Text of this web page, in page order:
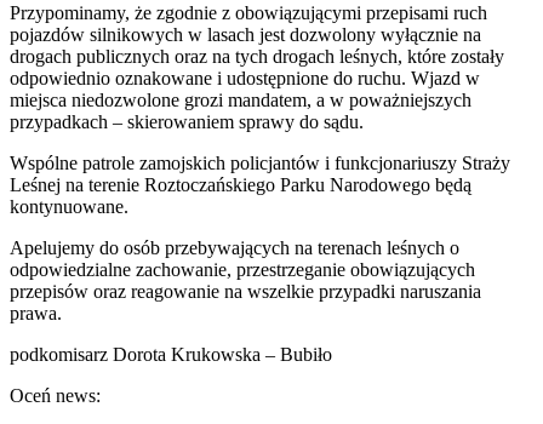
Przypominamy, że zgodnie z obowiązującymi przepisami ruch
pojazdów silnikowych w lasach jest dozwolony wyłącznie na
drogach publicznych oraz na tych drogach leśnych, które zostały
odpowiednio oznakowane i udostępnione do ruchu. Wjazd w
miejsca niedozwolone grozi mandatem, a w poważniejszych
przypadkach – skierowaniem sprawy do sądu.
Wspólne patrole zamojskich policjantów i funkcjonariuszy Straży
Leśnej na terenie Roztoczańskiego Parku Narodowego będą
kontynuowane.
Apelujemy do osób przebywających na terenach leśnych o
odpowiedzialne zachowanie, przestrzeganie obowiązujących
przepisów oraz reagowanie na wszelkie przypadki naruszania
prawa.
podkomisarz Dorota Krukowska – Bubiło
Oceń news: